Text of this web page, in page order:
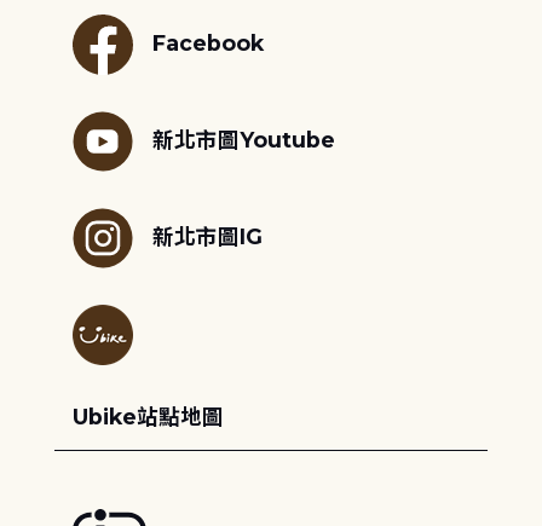
Facebook
新北市圖Youtube
新北市圖IG
Ubike站點地圖